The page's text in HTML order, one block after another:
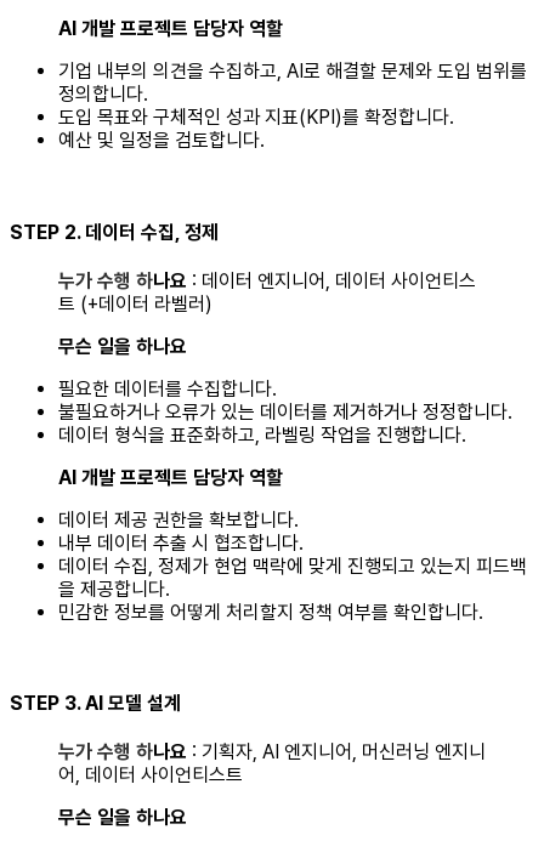
AI 개발 프로젝트 담당자 역할
기업 내부의 의견을 수집하고, AI로 해결할 문제와 도입 범위를
정의합니다.
도입 목표와 구체적인 성과 지표(KPI)를 확정합니다.
예산 및 일정을 검토합니다.
STEP 2. 데이터 수집, 정제
누가 수행 하나요 : 데이터 엔지니어, 데이터 사이언티스
트 (+데이터 라벨러)
무슨 일을 하나요
필요한 데이터를 수집합니다.
불필요하거나 오류가 있는 데이터를 제거하거나 정정합니다.
데이터 형식을 표준화하고, 라벨링 작업을 진행합니다.
‍AI 개발 프로젝트 담당자 역할
데이터 제공 권한을 확보합니다.
내부 데이터 추출 시 협조합니다.
데이터 수집, 정제가 현업 맥락에 맞게 진행되고 있는지 피드백
을 제공합니다.
민감한 정보를 어떻게 처리할지 정책 여부를 확인합니다.
STEP 3. AI 모델 설계
누가 수행 하나요 : 기획자, AI 엔지니어, 머신러닝 엔지니
어, 데이터 사이언티스트
무슨 일을 하나요